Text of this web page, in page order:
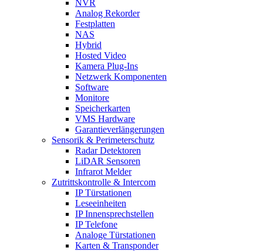
NVR
Analog Rekorder
Festplatten
NAS
Hybrid
Hosted Video
Kamera Plug-Ins
Netzwerk Komponenten
Software
Monitore
Speicherkarten
VMS Hardware
Garantieverlängerungen
Sensorik & Perimeterschutz
Radar Detektoren
LiDAR Sensoren
Infrarot Melder
Zutrittskontrolle & Intercom
IP Türstationen
Leseeinheiten
IP Innensprechstellen
IP Telefone
Analoge Türstationen
Karten & Transponder